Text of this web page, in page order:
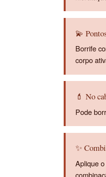
💫
Borrife
corpo
💄 No
Pode
✨
Aplique